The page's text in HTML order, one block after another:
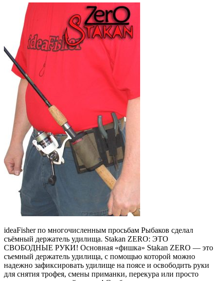
ideaFisher по многочисленным просьбам Рыбаков сделал
съёмный держатель удилища. Stakan ZERO: ЭТО
СВОБОДНЫЕ РУКИ! Основная «фишка» Stakan ZERO — это
съемный держатель удилища, с помощью которой можно
надежно зафиксировать удилище на поясе и освободить руки
для снятия трофея, смены приманки, перекура или просто